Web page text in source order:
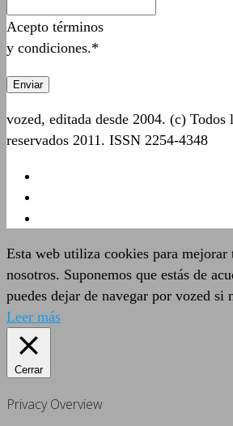
Acepto términos
y condiciones.*
vozed, editada desde 2004. (c) Todos
reservados 2011. ISSN 2254-4348
Esta web utiliza cookies para mejorar
nosotros. Suponemos que estás de
puedes dejar de navegar por vozed si
Leer más
Cerrar
Privacy Overview